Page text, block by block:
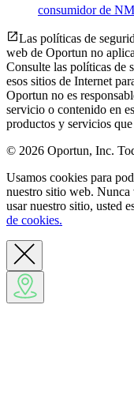
consumidor de
Las políticas de
web de Oportun no
Consulte las políticas de
esos sitios de Internet
Oportun no es
servicio o contenido en
productos y servicios
© 2026 Oportun, Inc.
Usamos cookies para
nuestro sitio web. Nunca
usar nuestro sitio, usted
de cookies.